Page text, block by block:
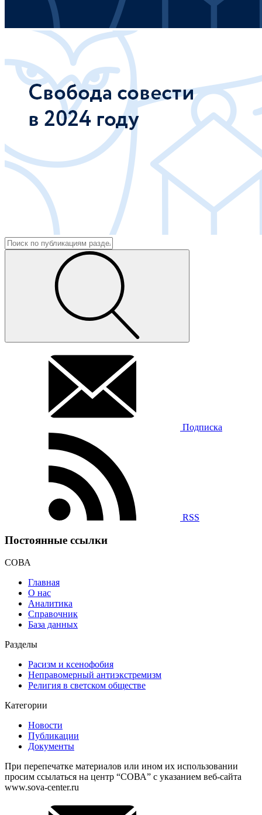
Подписка
RSS
Постоянные ссылки
СОВА
Главная
О нас
Аналитика
Справочник
База данных
Разделы
Расизм и ксенофобия
Неправомерный антиэкстремизм
Религия в светском обществе
Категории
Новости
Публикации
Документы
При перепечатке материалов или ином их использовании
просим ссылаться на центр “СОВА” с указанием веб-сайта
www.sova-center.ru